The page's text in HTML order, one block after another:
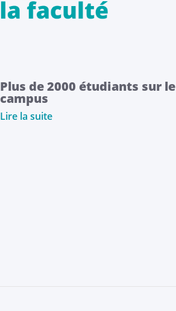
Plus de 2000 étudiants sur le
campus
Lire la suite